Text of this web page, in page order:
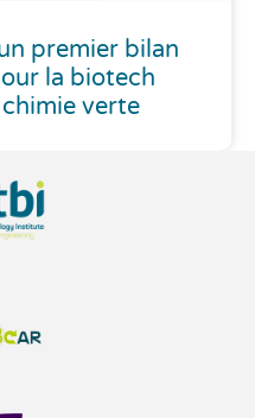
premier bilan
la biotech
verte